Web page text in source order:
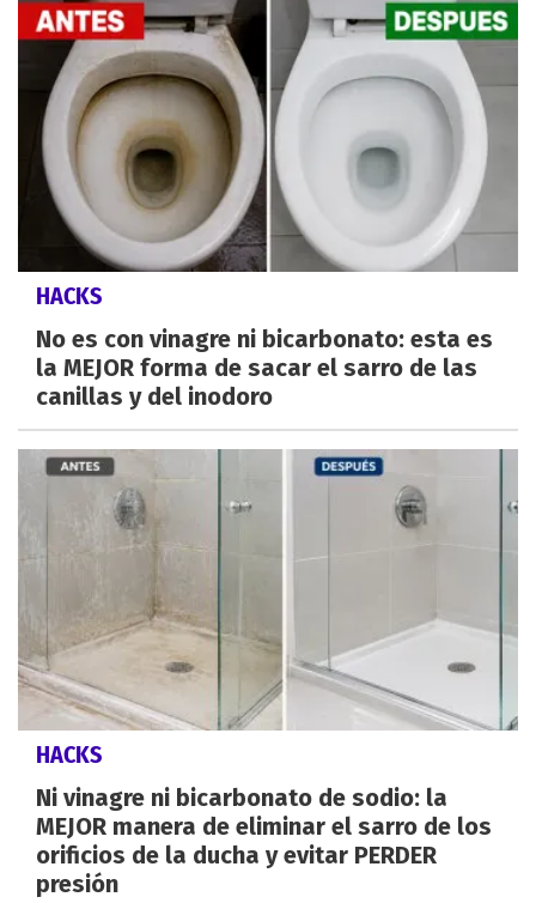
HACKS
No es con vinagre ni bicarbonato: esta es
la MEJOR forma de sacar el sarro de las
canillas y del inodoro
HACKS
Ni vinagre ni bicarbonato de sodio: la
MEJOR manera de eliminar el sarro de los
orificios de la ducha y evitar PERDER
presión